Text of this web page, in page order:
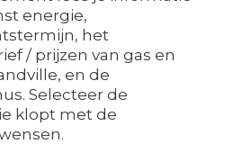
energie,
het
/ prijzen van gas en
en de
Selecteer de
klopt met de